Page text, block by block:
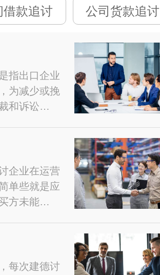
借款追讨 公司货款追讨
指出口企业
为减少或挽
和诉讼…
企业在运营
单些就是应
方未能…
每次建德讨